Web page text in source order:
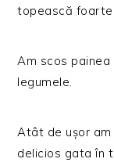
topească foarte
Am scos
legumele.
Atât de ușor
delicios gata în